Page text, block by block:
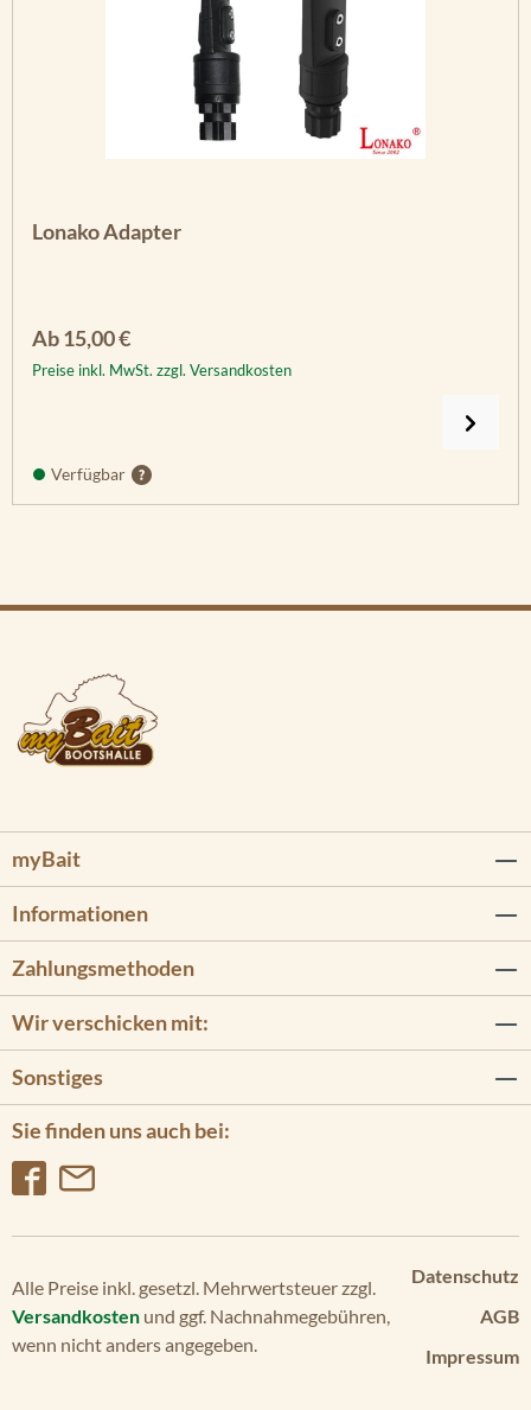
Lonako Adapter
Regulärer Preis:
Ab15,00 €
Preise inkl. MwSt. zzgl. Versandkosten
Verfügbar
myBait
Informationen
Sie finden uns auch bei:
Zahlungsmethoden
Wir verschicken mit:
Sonstiges
Datenschutz
AGB
Impressum
Alle Preise inkl. gesetzl. Mehrwertsteuer zzgl.
Versandkosten und ggf. Nachnahmegebühren,
wenn nicht anders angegeben.